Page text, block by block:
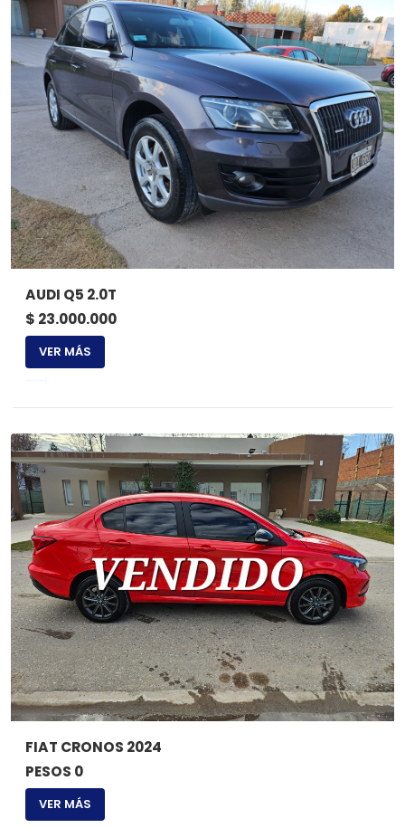
AUDI Q5 2.0T
$ 23.000.000
VER MÁS
FIAT CRONOS 2024
PESOS 0
VER MÁS